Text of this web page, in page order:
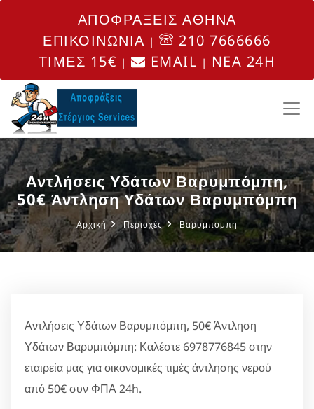
ΑΠΟΦΡΑΞΕΙΣ ΑΘΗΝΑ
ΕΠΙΚΟΙΝΩΝΙΑ |
210 7666666
ΤΙΜΕΣ 15€ | EMAIL | NEA 24H
Αντλήσεις Υδάτων Βαρυμπόμπη,
50€ Άντληση Υδάτων Βαρυμπόμπη
Αρχική Περιοχές Βαρυμπόμπη
Αντλήσεις Υδάτων Βαρυμπόμπη, 50€ Άντληση
Υδάτων Βαρυμπόμπη: Καλέστε 6978776845 στην
εταιρεία μας για οικονομικές τιμές άντλησης νερού
από 50€ συν ΦΠΑ 24h.